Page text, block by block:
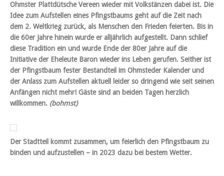
Ohmster Plattdütsche Vereen wieder mit Volkstänzen dabei ist. Die
Idee zum Aufstellen eines Pfingstbaums geht auf die Zeit nach
dem 2. Weltkrieg zurück, als Menschen den Frieden feierten. Bis in
die 60er Jahre hinein wurde er alljährlich aufgestellt. Dann schlief
diese Tradition ein und wurde Ende der 80er Jahre auf die
Initiative der Eheleute Baron wieder ins Leben gerufen. Seither ist
der Pfingstbaum fester Bestandteil im Ohmsteder Kalender und
der Anlass zum Aufstellen aktuell leider so dringend wie seit seinen
Anfängen nicht mehr! Gäste sind an beiden Tagen herzlich
willkommen. (bohmst)
Der Stadtteil kommt zusammen, um feierlich den Pfingstbaum zu
binden und aufzustellen – in 2023 dazu bei bestem Wetter.